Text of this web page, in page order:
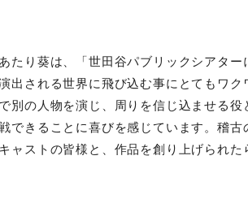
たり葵は、「世田谷パブリックシアタ
出される世界に飛び込む事にとてもワ
別の人物を演じ、周りを信じ込ませる
できることに喜びを感じています。稽
ャストの皆様と、作品を創り上げられた